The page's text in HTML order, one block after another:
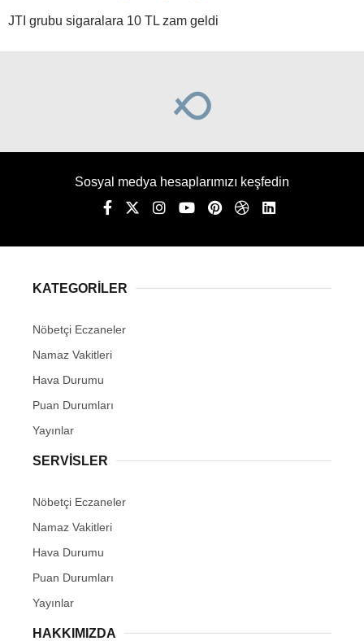
JTI grubu sigaralara 10 TL zam geldi
Sosyal medya hesaplarımızı keşfedin
KATEGORİLER
Nöbetçi Eczaneler
Namaz Vakitleri
Hava Durumu
Puan Durumları
Yayınlar
SERVİSLER
Nöbetçi Eczaneler
Namaz Vakitleri
Hava Durumu
Puan Durumları
Yayınlar
HAKKIMIZDA